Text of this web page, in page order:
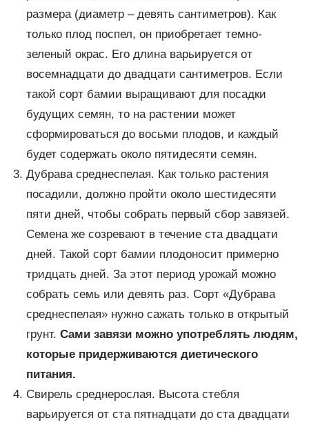
размера (диаметр – девять сантиметров). Как
только плод поспел, он приобретает темно-
зеленый окрас. Его длина варьируется от
восемнадцати до двадцати сантиметров. Если
такой сорт бамии выращивают для посадки
будущих семян, то на растении может
сформироваться до восьми плодов, и каждый
будет содержать около пятидесяти семян.
Дубрава среднеспелая. Как только растения
посадили, должно пройти около шестидесяти
пяти дней, чтобы собрать первый сбор завязей.
Семена же созревают в течение ста двадцати
дней. Такой сорт бамии плодоносит примерно
тридцать дней. За этот период урожай можно
собрать семь или девять раз. Сорт «Дубрава
среднеспелая» нужно сажать только в открытый
грунт. Сами завязи можно употреблять людям,
которые придерживаются диетического
питания.
Свирель среднерослая. Высота стебля
варьируется от ста пятнадцати до ста двадцати